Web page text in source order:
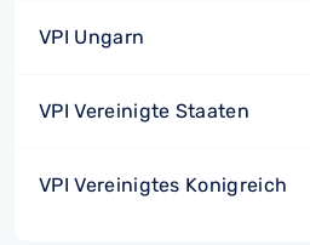
VPI Ungarn
VPI Vereinigte Staaten
VPI Vereinigtes Konigreich